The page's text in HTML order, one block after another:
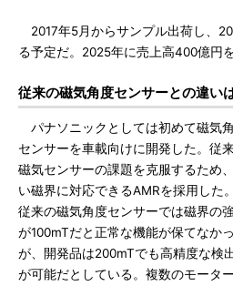
2017年5月からサンプル出荷し、
る予定だ。2025年に売上高400億円
従来の磁気角度センサーとの違い
パナソニックとしては初めて磁気
センサーを車載向けに開発した。従
磁気センサーの課題を克服するため
い磁界に対応できるAMRを採用した。
従来の磁気角度センサーでは磁界の
が100mTだと正常な機能が保てなか
が、開発品は200mTでも高精度な検
が可能だとしている。複数のモータ